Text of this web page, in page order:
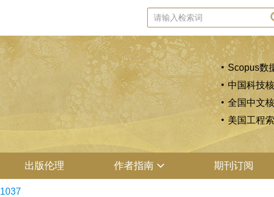
Scopus数
中国科技
全国中文
美国工程
出版伦理 作者指南 期刊订阅